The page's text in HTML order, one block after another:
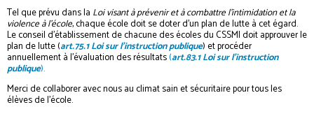
Tel que prévu dans la Loi visant à prévenir et à combattre l’intimidation et la
violence à l’école, chaque école doit se doter d’un plan de lutte à cet égard.
Le conseil d’établissement de chacune des écoles du CSSMI doit approuver le
plan de lutte (art.75.1 Loi sur l’instruction publique) et procéder
annuellement à l’évaluation des résultats(art.83.1 Loi sur l’instruction
publique).
Merci de collaborer avec nous au climat sain et sécuritaire pour tous les
élèves de l’école.